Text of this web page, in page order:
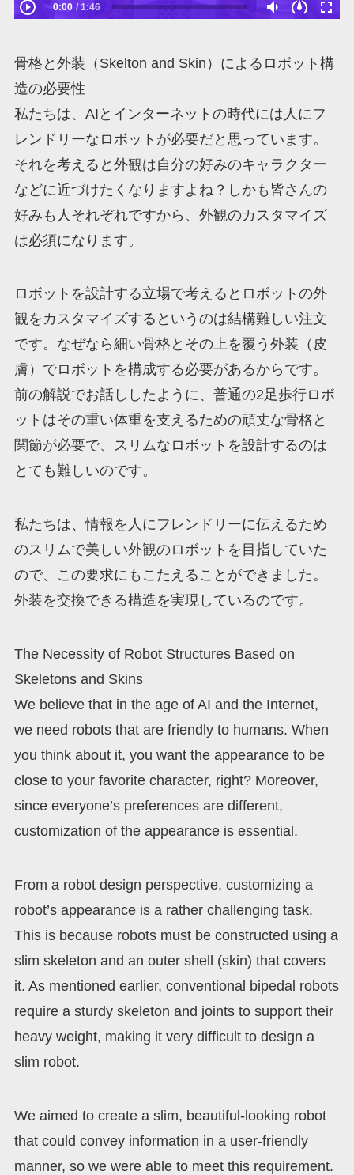
0:00 1:46
骨格と外装（Skelton and Skin）によるロボット構
造の必要性
私たちは、AIとインターネットの時代には人にフ
レンドリーなロボットが必要だと思っています。
それを考えると外観は自分の好みのキャラクター
などに近づけたくなりますよね？しかも皆さんの
好みも人それぞれですから、外観のカスタマイズ
は必須になります。
ロボットを設計する立場で考えるとロボットの外
観をカスタマイズするというのは結構難しい注文
です。なぜなら細い骨格とその上を覆う外装（皮
膚）でロボットを構成する必要があるからです。
前の解説でお話ししたように、普通の2足歩行ロボ
ットはその重い体重を支えるための頑丈な骨格と
関節が必要で、スリムなロボットを設計するのは
とても難しいのです。
私たちは、情報を人にフレンドリーに伝えるため
のスリムで美しい外観のロボットを目指していた
ので、この要求にもこたえることができました。
外装を交換できる構造を実現しているのです。
The Necessity of Robot Structures Based on
Skeletons and Skins
We believe that in the age of AI and the Internet,
we need robots that are friendly to humans. When
you think about it, you want the appearance to be
close to your favorite character, right? Moreover,
since everyone’s preferences are different,
customization of the appearance is essential.
From a robot design perspective, customizing a
robot’s appearance is a rather challenging task.
This is because robots must be constructed using a
slim skeleton and an outer shell (skin) that covers
it. As mentioned earlier, conventional bipedal robots
require a sturdy skeleton and joints to support their
heavy weight, making it very difficult to design a
slim robot.
We aimed to create a slim, beautiful-looking robot
that could convey information in a user-friendly
manner, so we were able to meet this requirement.